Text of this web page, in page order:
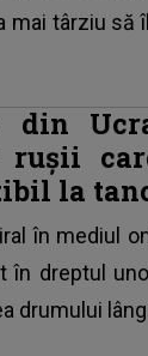
mai târziu să
din
rușii
la
în mediul
în dreptul
drumului